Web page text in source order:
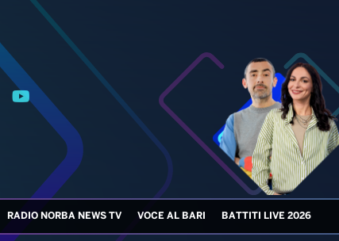
RADIO NORBA NEWS TV VOCE AL BARI BATTITI LIVE 2026